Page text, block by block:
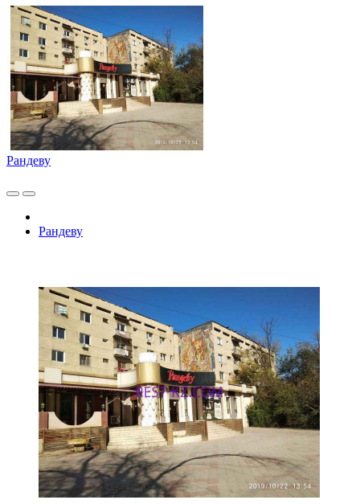
Рандеву
Рандеву